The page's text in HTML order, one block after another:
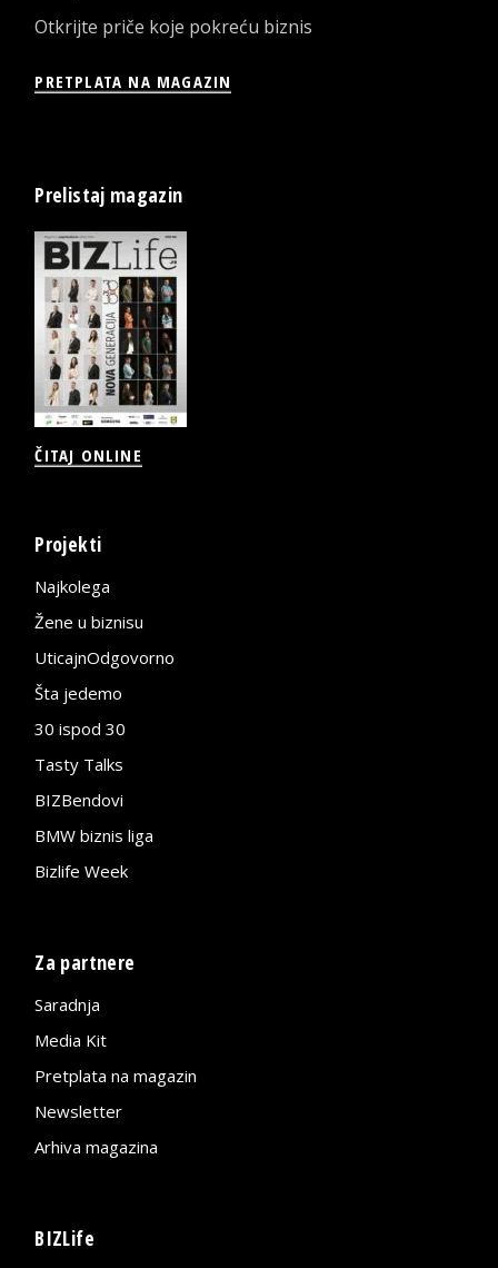
Otkrijte priče koje pokreću biznis
PRETPLATA NA MAGAZIN
Prelistaj magazin
ČITAJ ONLINE
Projekti
Najkolega
Žene u biznisu
UticajnOdgovorno
Šta jedemo
30 ispod 30
Tasty Talks
BIZBendovi
BMW biznis liga
Bizlife Week
Za partnere
Saradnja
Media Kit
Pretplata na magazin
Newsletter
Arhiva magazina
BIZLife